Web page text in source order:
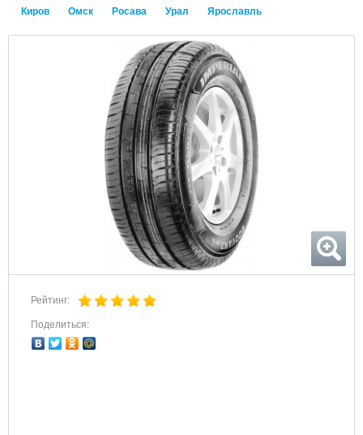
Киров Омск Росава Урал Ярославль
Рейтинг:
Поделиться: